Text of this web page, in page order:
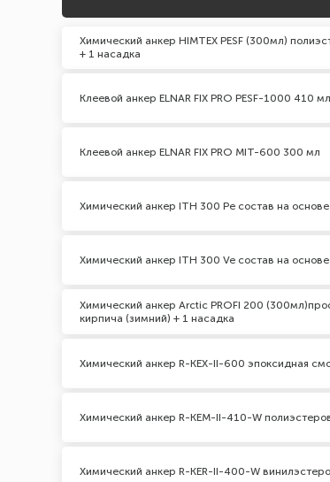
Химический анкер HIMTEX PESF (300мл)
+ 1 насадка
Клеевой анкер ELNAR FIX PRO PESF-1000 410 мл
Клеевой анкер ELNAR FIX PRO MIT-600 300 мл
Химический анкер ITH 300 Pe состав на
Химический анкер ITH 300 Ve состав на
Химический анкер Arctic PROFI 200
кирпича (зимний) + 1 насадка
Химический анкер R-KEX-II-600 эпоксидная
Химический анкер R-KEM-II-410-W
Химический анкер R-KER-II-400-W